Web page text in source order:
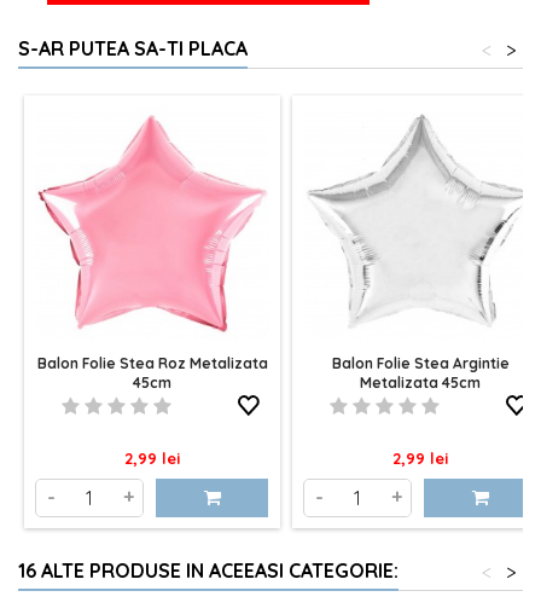
S-AR PUTEA SA-TI PLACA >
<
Balon Folie Stea Roz Metalizata
45cm
Pret
2,99 lei
- +
Balon Folie Stea Argintie
Metalizata 45cm
Pret
2,99 lei
- +
16 ALTE PRODUSE IN ACEEASI CATEGORIE: >
<